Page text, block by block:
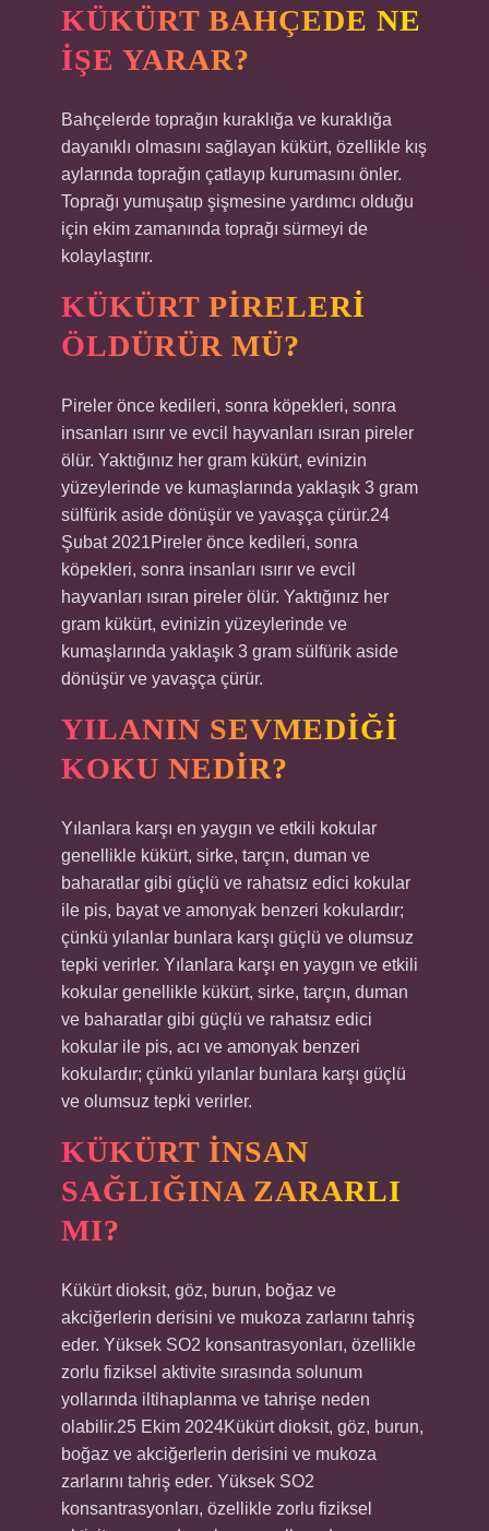
KÜKÜRT BAHÇEDE NE
IŞE YARAR?
Bahçelerde toprağın kuraklığa ve kuraklığa
dayanıklı olmasını sağlayan kükürt, özellikle kış
aylarında toprağın çatlayıp kurumasını önler.
Toprağı yumuşatıp şişmesine yardımcı olduğu
için ekim zamanında toprağı sürmeyi de
kolaylaştırır.
KÜKÜRT PIRELERI
ÖLDÜRÜR MÜ?
Pireler önce kedileri, sonra köpekleri, sonra
insanları ısırır ve evcil hayvanları ısıran pireler
ölür. Yaktığınız her gram kükürt, evinizin
yüzeylerinde ve kumaşlarında yaklaşık 3 gram
sülfürik aside dönüşür ve yavaşça çürür.24
Şubat 2021Pireler önce kedileri, sonra
köpekleri, sonra insanları ısırır ve evcil
hayvanları ısıran pireler ölür. Yaktığınız her
gram kükürt, evinizin yüzeylerinde ve
kumaşlarında yaklaşık 3 gram sülfürik aside
dönüşür ve yavaşça çürür.
YILANIN SEVMEDIĞI
KOKU NEDIR?
Yılanlara karşı en yaygın ve etkili kokular
genellikle kükürt, sirke, tarçın, duman ve
baharatlar gibi güçlü ve rahatsız edici kokular
ile pis, bayat ve amonyak benzeri kokulardır;
çünkü yılanlar bunlara karşı güçlü ve olumsuz
tepki verirler. Yılanlara karşı en yaygın ve etkili
kokular genellikle kükürt, sirke, tarçın, duman
ve baharatlar gibi güçlü ve rahatsız edici
kokular ile pis, acı ve amonyak benzeri
kokulardır; çünkü yılanlar bunlara karşı güçlü
ve olumsuz tepki verirler.
KÜKÜRT INSAN
SAĞLIĞINA ZARARLI
MI?
Kükürt dioksit, göz, burun, boğaz ve
akciğerlerin derisini ve mukoza zarlarını tahriş
eder. Yüksek SO2 konsantrasyonları, özellikle
zorlu fiziksel aktivite sırasında solunum
yollarında iltihaplanma ve tahrişe neden
olabilir.25 Ekim 2024Kükürt dioksit, göz, burun,
boğaz ve akciğerlerin derisini ve mukoza
zarlarını tahriş eder. Yüksek SO2
konsantrasyonları, özellikle zorlu fiziksel